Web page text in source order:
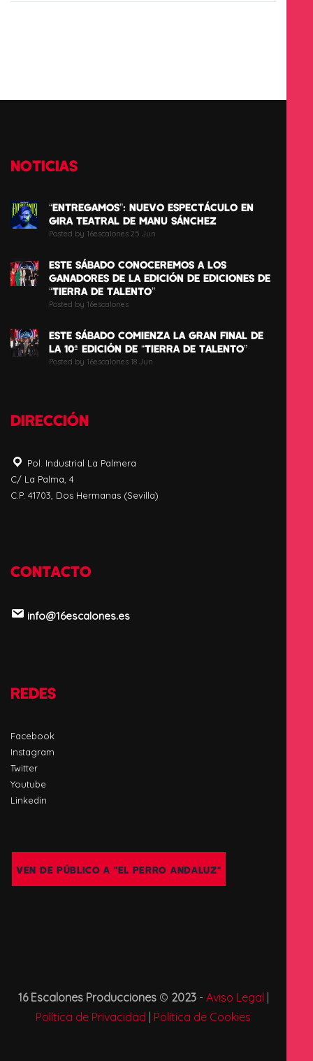
NOTICIAS
“ENTREGAMOS”: NUEVO ESPECTÁCULO EN
GIRA TEATRAL DE MANU SÁNCHEZ
Posted by 16escalones 25 Jun
ESTE SÁBADO CONOCEREMOS A LOS
GANADORES DE LA EDICIÓN DE EDICIONES DE
“TIERRA DE TALENTO”
Posted by 16escalones
ESTE SÁBADO COMIENZA LA GRAN FINAL DE
LA 10ª EDICIÓN DE “TIERRA DE TALENTO”
Posted by 16escalones 18 Jun
DIRECCIÓN
Pol. Industrial La Palmera
C/ La Palma, 4
C.P. 41703, Dos Hermanas (Sevilla)
CONTACTO
info@16escalones.es
REDES
Facebook
Instagram
Twitter
Youtube
Linkedin
VEN DE PÚBLICO A "EL PERRO ANDALUZ"
16 Escalones Producciones© 2023- Aviso Legal |
Política de Privacidad | Política de Cookies